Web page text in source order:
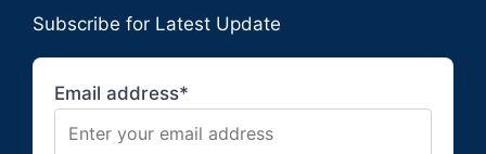
Subscribe for Latest Update
Email address*